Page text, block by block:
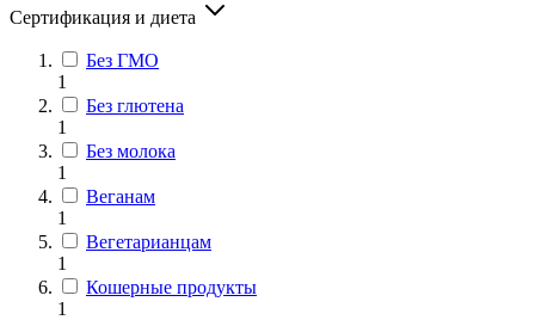
Сертификация и диета
Без ГМО
1
Без глютена
1
Без молока
1
Веганам
1
Вегетарианцам
1
Кошерные продукты
1